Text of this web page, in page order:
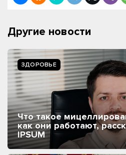
Другие новости
ЗДОРОВЬЕ
Что такое
как они работают,
IPSUM